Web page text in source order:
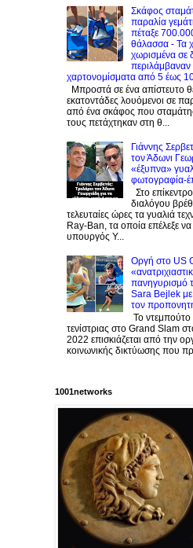
Σκάφος
παραλία
πέταξε
θάλασσα - Τα
χωρισμένα σε
περιλάμβαναν
χαρτονομίσματα από 5 έως
Μπροστά σε ένα απίστευτο
εκατοντάδες λουόμενοι σε
από ένα σκάφος που
τους πετάχτηκαν στη θ...
Γιάννης
τον Άδωνι
«έξυπνα»
φωτογραφία-
Στο
διαλόγου
τελευταίες ώρες τα γυαλιά
Ray-Ban, τα οποία επέλεξε
υπουργός Υ...
Οργή στο US
πανηγυρισμό
Sara Bejlek με
τον
Το
τενίστριας στο Grand Slam
2022 επισκιάζεται από την
κοινωνικής δικτύωσης που
1001networks